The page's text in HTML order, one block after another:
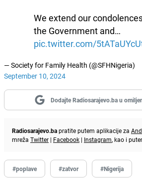
We extend our
the Government and…
pic.twitter.com/
— Society for Family Health (@SFHNigeria)
September 10, 2024
Dodajte Radiosarajevo.ba u
Radiosarajevo.bapratite putem aplikacije za
mreža Twitter | Facebook | Instagram, kao i
#poplave #zatvor #Nigerija